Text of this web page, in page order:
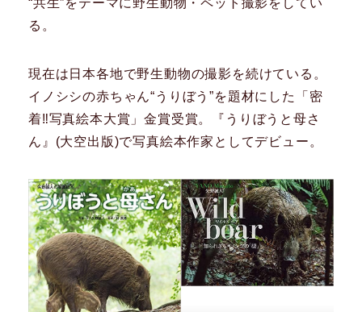
“共生”をテーマに野生動物・ペット撮影をしてい
る。
現在は日本各地で野生動物の撮影を続けている。
イノシシの赤ちゃん“うりぼう”を題材にした「密
着‼写真絵本大賞」金賞受賞。『うりぼうと母さ
ん』(大空出版)で写真絵本作家としてデビュー。